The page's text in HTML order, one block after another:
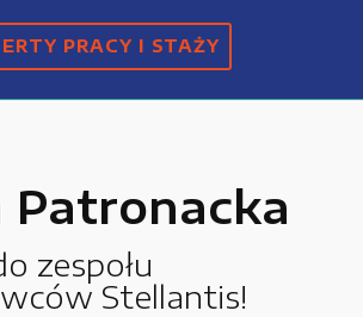
PRACY I STAŻY
Patronacka
zespołu
Stellantis!